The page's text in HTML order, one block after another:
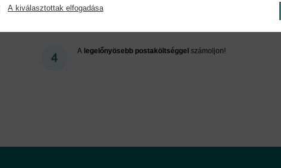
Kedvezmények, nyereményjátékok, bónuszok
A legelőnyösebb postaköltséggel számoljon!
A kiválasztottak elfogadása